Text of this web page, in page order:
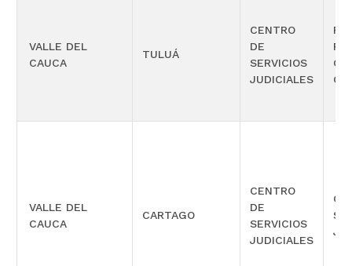
VALLE DEL
CAUCA
TULUÁ
CENTRO
DE
SERVICIOS
JUDICIALES
VALLE DEL
CAUCA
CARTAGO
CENTRO
DE
SERVICIOS
JUDICIALES